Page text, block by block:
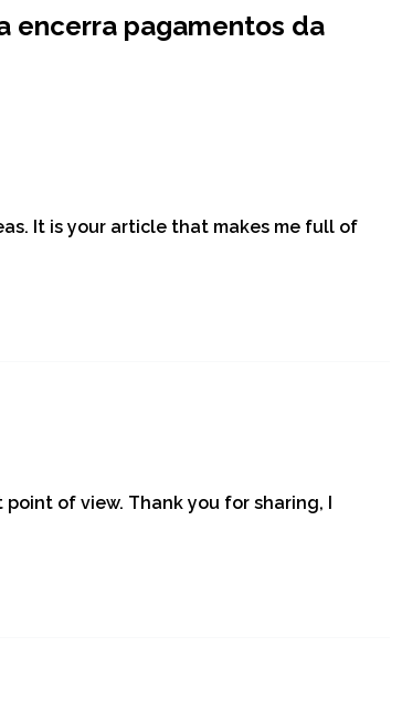
encerra pagamentos da
It is your article that makes me full of
of view. Thank you for sharing, I